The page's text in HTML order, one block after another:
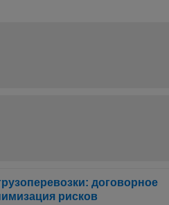
договорное
рисков